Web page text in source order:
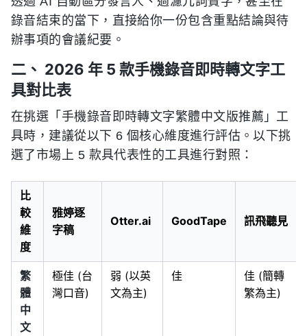
錄音結束的當下，直接給你一份包含重點結論與待
辦事項的會議紀要。
二、 2026 年 5 款手機錄音即時轉文字工
具對比表
在挑選「手機錄音即時轉文字繁體中文版推薦」工
具時，建議從以下 6 個核心維度進行評估。以下挑
選了市場上 5 款具代表性的工具進行對照：
比
較
維
度
雅婷逐
字稿
Otter.ai GoodTape 訊飛聽見
繁
體
中
文
極佳 (台
灣口音)
弱 (以英
文為主)
佳
佳 (簡轉
繁為主)